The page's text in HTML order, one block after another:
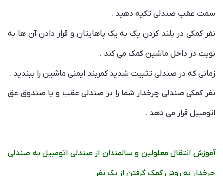
سمت عقب صندلی تکیه دهید .
نفر کمکی در بلند کردن یک به یک پاهایتان و قرار دادن آن ها به
نوبت در داخل ماشین کمک می کند .
زمانی که در صندلی تثبیت شدید کمربند ایمنی ماشین را ببندید .
نفر کمکی صندلی چرخدار شما را در صندلی عقب و یا صندوق عق
اتومبیل قرار می دهد .
آموزش انتقال معلولین و سالمندان از صندلی اتومبیل به صندلی
چرخدار به روش کمک گرفتن از یک نفر